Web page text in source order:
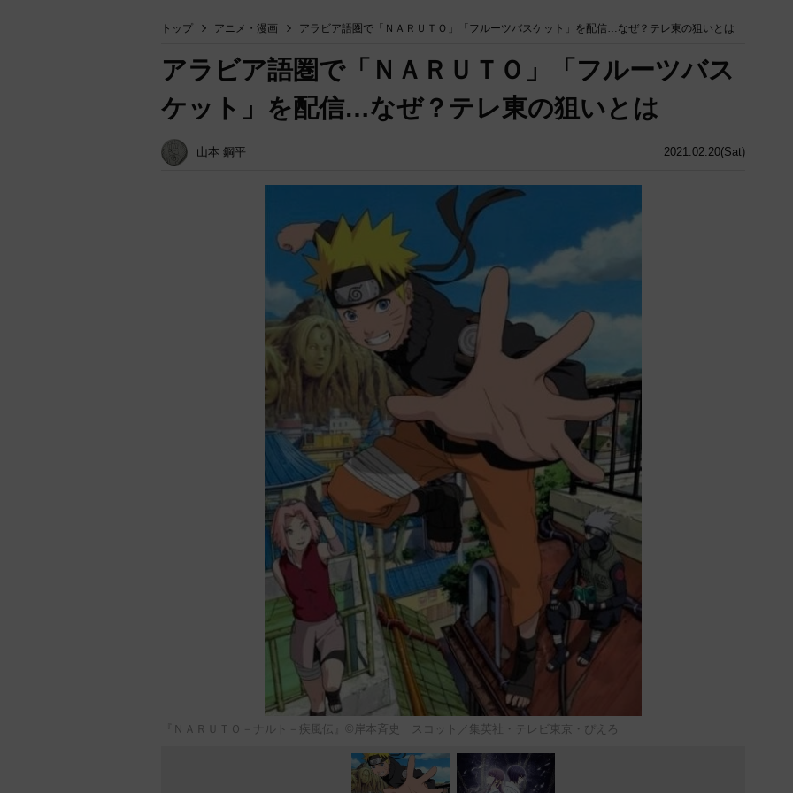
トップ アニメ・漫画 アラビア語圏で「ＮＡＲＵＴＯ」「フルーツバスケット」を配信…なぜ？テレ東の狙いとは
2021.02.20(Sat)
アラビア語圏で「ＮＡＲＵＴＯ」「フルーツバス
ケット」を配信…なぜ？テレ東の狙いとは
山本 鋼平
『ＮＡＲＵＴＯ－ナルト－疾風伝』©岸本斉史 スコット／集英社・テレビ東京・ぴえろ